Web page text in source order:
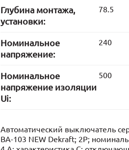
Глубина монтажа,
установки:
78.5
Номинальное
напряжение:
240
Номинальное
напряжение изоляции
Ui:
500
Автоматический выключатель
ВА-103 NEW Dekraft; 2P;